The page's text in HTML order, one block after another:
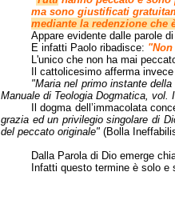
ma sono giustificati
mediante la redenzione che
Appare evidente dalle parole
E infatti Paolo ribadisce:
L'unico che non ha mai
Il cattolicesimo afferma
"Maria nel primo instante
Manuale di Teologia Dogmatica, vol.
Il dogma dell’immacolata
grazia ed un privilegio singolare di
del peccato originale" (Bolla
Dalla Parola di Dio emerge
Infatti questo termine è solo